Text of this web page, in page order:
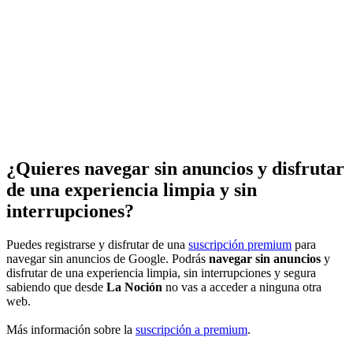
¿Quieres navegar sin anuncios y disfrutar
de una experiencia limpia y sin
interrupciones?
Puedes registrarse y disfrutar de una suscripción premium para
navegar sin anuncios de Google. Podrás navegar sin anuncios y
disfrutar de una experiencia limpia, sin interrupciones y segura
sabiendo que desde La Noción no vas a acceder a ninguna otra
web.
Más información sobre la suscripción a premium.